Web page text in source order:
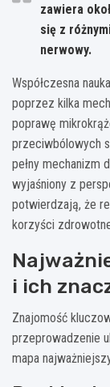
zawiera
się z
nerwowy.
Współczesna
poprzez kilka
poprawę
przeciwbólowych
pełny mechanizm
wyjaśniony z
potwierdzają, że
korzyści
i ich
Znajomość
przeprowadzenie
mapa